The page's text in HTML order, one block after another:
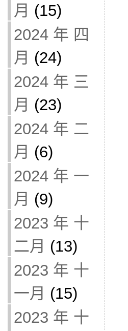
月 (15)
2024 年 四
月 (24)
2024 年 三
月 (23)
2024 年 二
月 (6)
2024 年 一
月 (9)
2023 年 十
二月 (13)
2023 年 十
一月 (15)
2023 年 十